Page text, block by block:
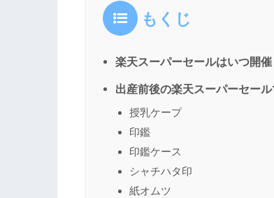
もくじ
楽天スーパーセールはいつ開催
出産前後の楽天スーパーセー
授乳ケープ
印鑑
印鑑ケース
シャチハタ印
紙オムツ